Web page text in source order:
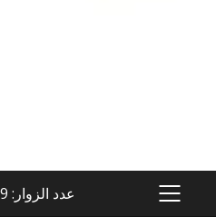
PRIMARY
عدد الزوار: 1115609